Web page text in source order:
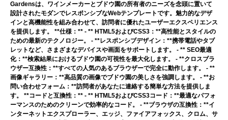
Gardensは、ワインメーカーとブドウ園の所有者のニーズを念頭に置いて
設計されたモダンでレスポンシブなWebテンプレートです。魅力的なデザ
インと高機能性を組み合わせて、訪問者に優れたユーザーエクスペリエンス
を提供します。 **仕様：** - ** HTML5およびCSS3：**高性能とスタイルの
ための最新のテクノロジー。 - **レスポンシブデザイン：**携帯電話やタブ
レットなど、さまざまなデバイスや画面をサポートします。 - ** SEO最適
化：**検索結果におけるブドウ園の可視性を最大化します。 - **クロスブラ
ウザー互換性：**すべての人気のあるブラウザーで完全に動作します。 - **
画像ギャラリー：**高品質の画像でブドウ園の美しさを強調します。 - **お
問い合わせフォーム：**訪問者があなたに連絡する簡単な方法を提供しま
す。 **コードと互換性：** - ** HTML5およびCSS3コード：**最適なパフォ
ーマンスのためのクリーンで効率的なコード。 - **ブラウザの互換性：**イ
ンターネットエクスプローラー、エッジ、ファイアフォックス、クロム、サ